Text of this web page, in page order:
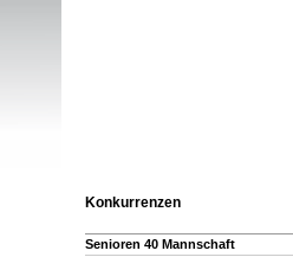
Konkurrenzen
Senioren 40 Mannschaft